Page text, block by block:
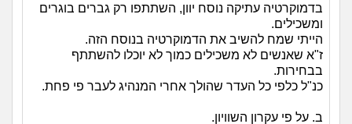
בדמוקרטיה עתיקה נוסח יוון, השתתפו רק גברים בוגרים
ומשכילים.
הייתי שמח להשיב את הדמוקרטיה בנוסח הזה.
ז"א שאנשים לא משכילים כמוך לא יוכלו להשתתף
בבחירות.
כנ"ל כלפי כל העדר שהולך אחרי המנהיג לעבר פי פחת.
ב. על פי עקרון השוויון.